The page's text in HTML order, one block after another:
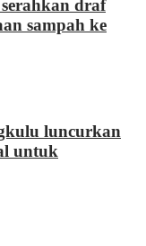
draf
sampah ke
luncurkan
untuk